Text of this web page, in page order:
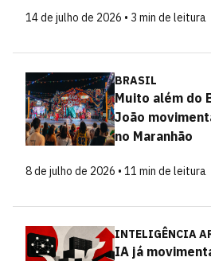
14 de julho de 2026 • 3 min de leitura
BRASIL
Muito além do
João
no Maranhão
8 de julho de 2026 • 11 min de leitura
INTELIGÊNCIA
IA já